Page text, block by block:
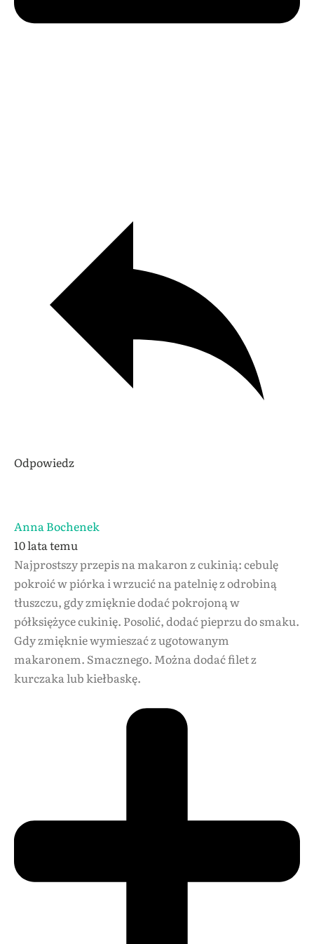
Odpowiedz
Anna Bochenek
10 lata temu
Najprostszy przepis na makaron z cukinią: cebulę
pokroić w piórka i wrzucić na patelnię z odrobiną
tłuszczu, gdy zmięknie dodać pokrojoną w
półksiężyce cukinię. Posolić, dodać pieprzu do smaku.
Gdy zmięknie wymieszać z ugotowanym
makaronem. Smacznego. Można dodać filet z
kurczaka lub kiełbaskę.